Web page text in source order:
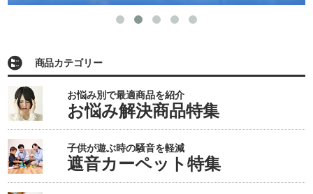
商品カテゴリー
お悩み別で最適商品を紹介
お悩み解決商品特集
子供が遊ぶ時の騒音を軽減
遮音カーペット特集